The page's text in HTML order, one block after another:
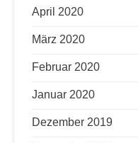
April 2020
März 2020
Februar 2020
Januar 2020
Dezember 2019